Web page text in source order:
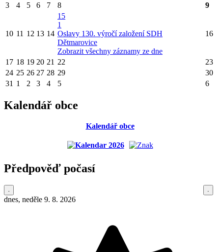
3
4 5 6 7 8 9
10 11 12 13 14
15
1
Oslavy 130. výročí založení SDH
Dětmarovice
Zobrazit všechny záznamy ze dne
16
17 18 19 20 21 22
23
24 25 26 27 28 29
30
31 1 2 3 4 5 6
Kalendář obce
Kalendář obce
Předpověď počasí
dnes, neděle 9. 8. 2026